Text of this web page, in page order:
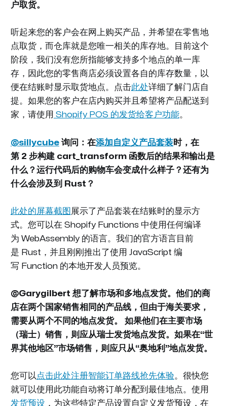
户取货。
听起来您的客户会在网上购买产品，并希望在零售地
点取货，而仓库就是您唯一相关的库存地。目前这个
阶段，我们没有您所指能够支持多个地点的单一库
存，因此您的零售商店必须设置各自的库存数量，以
便在结账时显示取货地点。点击此处详细了解门店自
提。如果您的客户在店内购买并且希望将产品配送到
家，请使用 Shopify POS 的发货给客户功能。
@sillycube询问：在添加自定义产品套装时，在
第 2 步构建 cart_transform 函数后的结果和输出是
什么？运行代码后的购物车会变成什么样子？还有为
什么会涉及到 Rust？
此处的屏幕截图 展示了产品套装在结账时的显示方
式。您可以在 Shopify Functions 中使用任何编译
为 WebAssembly 的语言。我们的官方语言目前
是 Rust，并且刚刚推出了使用 JavaScript 编
写 Function 的本地开发人员预览。
@Garygilbert 想了解市场和多地点发货。他们的商
店在两个国家销售相同的产品线，但由于海关要求，
需要从两个不同的地点发货。
如果他们在主要市场
（瑞士）销售，则应从瑞士发货地点发货。如果在“世
界其他地区”市场销售，则应只从“奥地利”地点发货。
您可以 点击此处注册智能订单路线抢先体验。很快您
就可以使用此功能自动将订单分配到最佳地点。使用
发货预设 ，为这些特定产品设置自定义发货预设，在